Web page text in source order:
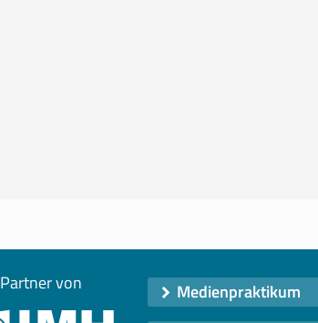
Partner von Medienpraktikum